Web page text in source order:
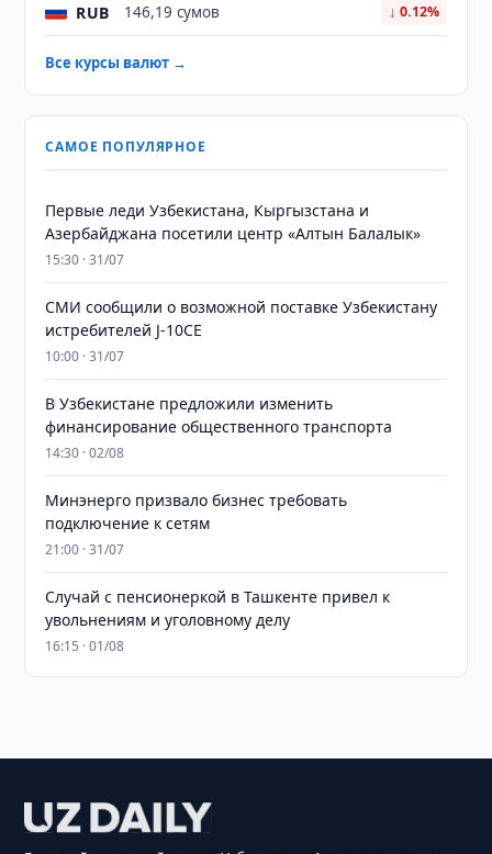
RUB 146,19 сумов ↓ 0.12%
Все курсы валют →
САМОЕ ПОПУЛЯРНОЕ
Первые леди Узбекистана, Кыргызстана и
Азербайджана посетили центр «Алтын Балалык»
15:30 · 31/07
СМИ сообщили о возможной поставке Узбекистану
истребителей J-10CE
10:00 · 31/07
В Узбекистане предложили изменить
финансирование общественного транспорта
14:30 · 02/08
Минэнерго призвало бизнес требовать
подключение к сетям
21:00 · 31/07
Случай с пенсионеркой в Ташкенте привел к
увольнениям и уголовному делу
16:15 · 01/08